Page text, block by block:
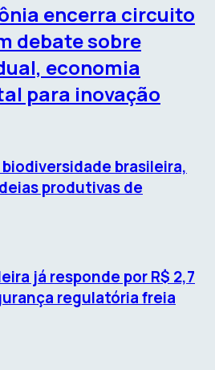
encerra circuito
debate sobre
economia
para inovação
biodiversidade brasileira,
produtivas de
já responde por R$ 2,7
regulatória freia